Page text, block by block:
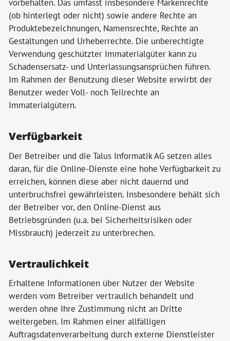
vorbehalten. Das umfasst insbesondere Markenrechte
(ob hinterlegt oder nicht) sowie andere Rechte an
Produktebezeichnungen, Namensrechte, Rechte an
Gestaltungen und Urheberrechte. Die unberechtigte
Verwendung geschützter Immaterialgüter kann zu
Schadensersatz- und Unterlassungsansprüchen führen.
Im Rahmen der Benutzung dieser Website erwirbt der
Benutzer weder Voll- noch Teilrechte an
Immaterialgütern.
Verfügbarkeit
Der Betreiber und die Talus Informatik AG setzen alles
daran, für die Online-Dienste eine hohe Verfügbarkeit zu
erreichen, können diese aber nicht dauernd und
unterbruchsfrei gewährleisten. Insbesondere behält sich
der Betreiber vor, den Online-Dienst aus
Betriebsgründen (u.a. bei Sicherheitsrisiken oder
Missbrauch) jederzeit zu unterbrechen.
Vertraulichkeit
Erhaltene Informationen über Nutzer der Website
werden vom Betreiber vertraulich behandelt und
werden ohne Ihre Zustimmung nicht an Dritte
weitergeben. Im Rahmen einer allfälligen
Auftragsdatenverarbeitung durch externe Dienstleister